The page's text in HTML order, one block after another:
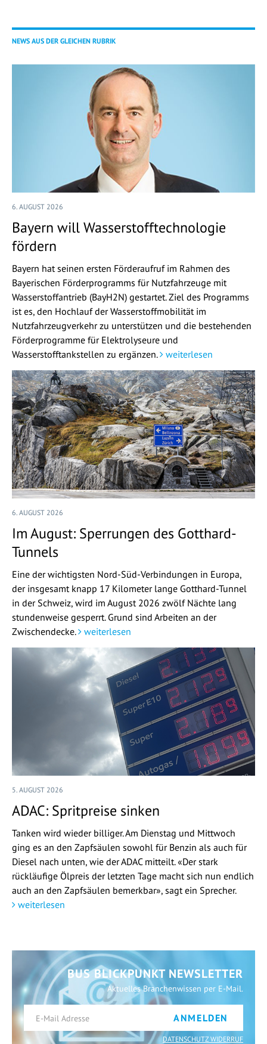
NEWS AUS DER GLEICHEN RUBRIK
6. AUGUST 2026
Bayern will Wasserstofftechnologie
fördern
Bayern hat seinen ersten Förderaufruf im Rahmen des
Bayerischen Förderprogramms für Nutzfahrzeuge mit
Wasserstoffantrieb (BayH2N) gestartet. Ziel des Programms
ist es, den Hochlauf der Wasserstoffmobilität im
Nutzfahrzeugverkehr zu unterstützen und die bestehenden
Förderprogramme für Elektrolyseure und
Wasserstofftankstellen zu ergänzen.
weiterlesen
6. AUGUST 2026
Im August: Sperrungen des Gotthard-
Tunnels
Eine der wichtigsten Nord-Süd-Verbindungen in Europa,
der insgesamt knapp 17 Kilometer lange Gotthard-Tunnel
in der Schweiz, wird im August 2026 zwölf Nächte lang
stundenweise gesperrt. Grund sind Arbeiten an der
Zwischendecke.
weiterlesen
5. AUGUST 2026
ADAC: Spritpreise sinken
Tanken wird wieder billiger. Am Dienstag und Mittwoch
ging es an den Zapfsäulen sowohl für Benzin als auch für
Diesel nach unten, wie der ADAC mitteilt. «Der stark
rückläufige Ölpreis der letzten Tage macht sich nun endlich
auch an den Zapfsäulen bemerkbar», sagt ein Sprecher.
weiterlesen
BUS BLICKPUNKT NEWSLETTER
Aktuelles Branchenwissen per E-Mail.
ANMELDEN
DATENSCHUTZ WIDERRUF